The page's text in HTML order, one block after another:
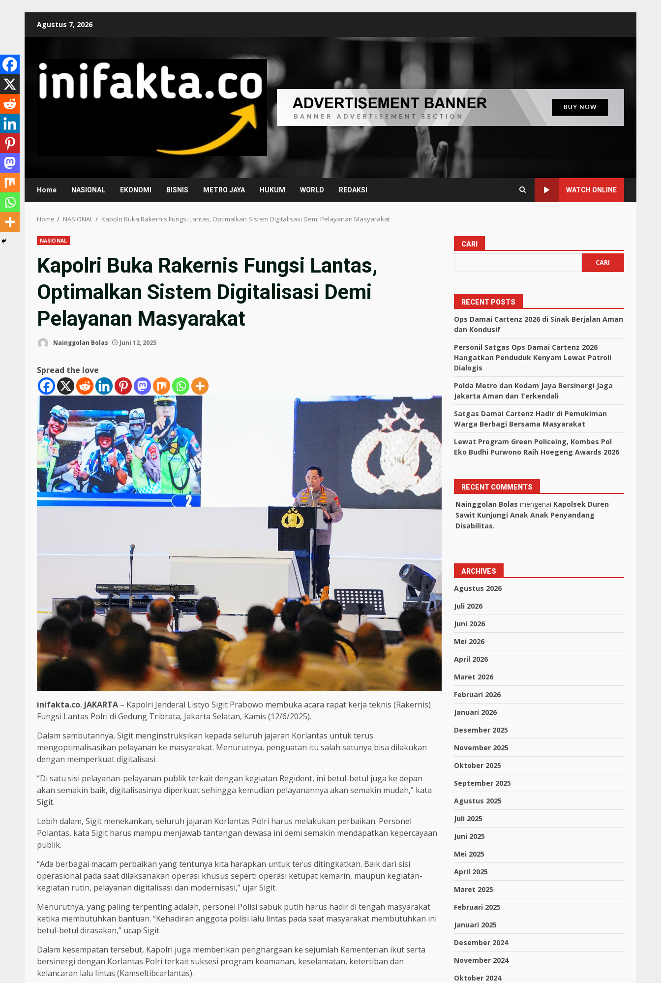
Agustus 7, 2026
Home NASIONAL EKONOMI BISNIS METRO JAYA HUKUM WORLD REDAKSI WATCH ONLINE
Home NASIONAL Kapolri Buka Rakernis Fungsi Lantas, Optimalkan Sistem Digitalisasi Demi Pelayanan Masyarakat
NASIONAL
Kapolri Buka Rakernis Fungsi Lantas,
Optimalkan Sistem Digitalisasi Demi
Pelayanan Masyarakat
Nainggolan Bolas Juni 12, 2025
Spread the love
inifakta.co, JAKARTA – Kapolri Jenderal Listyo Sigit Prabowo membuka acara rapat kerja teknis (Rakernis)
Fungsi Lantas Polri di Gedung Tribrata, Jakarta Selatan, Kamis (12/6/2025).
Dalam sambutannya, Sigit menginstruksikan kepada seluruh jajaran Korlantas untuk terus
mengoptimalisasikan pelayanan ke masyarakat. Menurutnya, penguatan itu salah satunya bisa dilakukan
dengan memperkuat digitalisasi.
“Di satu sisi pelayanan-pelayanan publik terkait dengan kegiatan Regident, ini betul-betul juga ke depan
akan semakin baik, digitalisasinya diperkuat sehingga kemudian pelayanannya akan semakin mudah,” kata
Sigit.
Lebih dalam, Sigit menekankan, seluruh jajaran Korlantas Polri harus melakukan perbaikan. Personel
Polantas, kata Sigit harus mampu menjawab tantangan dewasa ini demi semakin mendapatkan kepercayaan
publik.
“Ada berbagai macam perbaikan yang tentunya kita harapkan untuk terus ditingkatkan. Baik dari sisi
operasional pada saat dilaksanakan operasi khusus seperti operasi ketupat kemarin, maupun kegiatan-
kegiatan rutin, pelayanan digitalisasi dan modernisasi,” ujar Sigit.
Menurutnya, yang paling terpenting adalah, personel Polisi sabuk putih harus hadir di tengah masyarakat
ketika membutuhkan bantuan. “Kehadiran anggota polisi lalu lintas pada saat masyarakat membutuhkan ini
betul-betul dirasakan,” ucap Sigit.
Dalam kesempatan tersebut, Kapolri juga memberikan penghargaan ke sejumlah Kementerian ikut serta
bersinergi dengan Korlantas Polri terkait suksesi program keamanan, keselamatan, ketertiban dan
kelancaran lalu lintas (Kamseltibcarlantas).
CARI
CARI
RECENT POSTS
Ops Damai Cartenz 2026 di Sinak Berjalan Aman
dan Kondusif
Personil Satgas Ops Damai Cartenz 2026
Hangatkan Penduduk Kenyam Lewat Patroli
Dialogis
Polda Metro dan Kodam Jaya Bersinergi Jaga
Jakarta Aman dan Terkendali
Satgas Damai Cartenz Hadir di Pemukiman
Warga Berbagi Bersama Masyarakat
Lewat Program Green Policeing, Kombes Pol
Eko Budhi Purwono Raih Hoegeng Awards 2026
RECENT COMMENTS
Nainggolan Bolas mengenai Kapolsek Duren
Sawit Kunjungi Anak Anak Penyandang
Disabilitas.
ARCHIVES
Agustus 2026
Juli 2026
Juni 2026
Mei 2026
April 2026
Maret 2026
Februari 2026
Januari 2026
Desember 2025
November 2025
Oktober 2025
September 2025
Agustus 2025
Juli 2025
Juni 2025
Mei 2025
April 2025
Maret 2025
Februari 2025
Januari 2025
Desember 2024
November 2024
Oktober 2024